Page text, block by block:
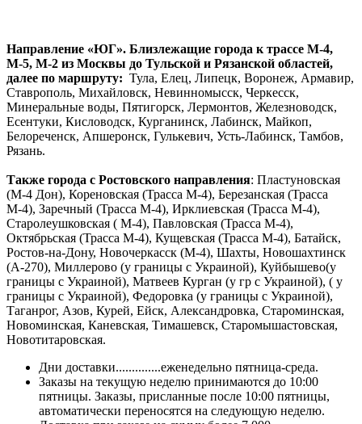
Направление «ЮГ». Близлежащие города к трассе М-4,
М-5, М-2 из Москвы до Тульской и Рязанской областей,
далее по маршруту: Тула, Елец, Липецк, Воронеж, Армавир,
Ставрополь, Михайловск, Невинномысск, Черкесск,
Минеральные воды, Пятигорск, Лермонтов, Железноводск,
Есентуки, Кисловодск, Курганинск, Лабинск, Майкоп,
Белореченск, Апшеронск, Гулькевич, Усть-Лабинск, Тамбов,
Рязань.
Также города с Ростовского направления: Пластуновская
(М-4 Дон), Кореновская (Трасса М-4), Березанская (Трасса
М-4), Заречный (Трасса М-4), Ирклиевская (Трасса М-4),
Старолеушковская ( М-4), Павловская (Трасса М-4),
Октябрьская (Трасса М-4), Кущевская (Трасса М-4), Батайск,
Ростов-на-Дону, Новочеркасск (М-4), Шахты, Новошахтинск
(А-270), Миллерово (у границы с Украиной), Куйбышево(у
границы с Украиной), Матвеев Курган (у гр с Украиной), ( у
границы с Украиной), Федоровка (у границы с Украиной),
Таганрог, Азов, Курей, Ейск, Александровка, Староминская,
Новоминская, Каневская, Тимашевск, Старомышастовская,
Новотитаровская.
Дни доставки..............еженедельно пятница-среда.
Заказы на текущую неделю принимаются до 10:00
пятницы. Заказы, присланные после 10:00 пятницы,
автоматически переносятся на следующую неделю.